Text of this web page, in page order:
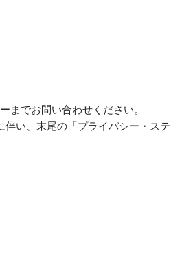
でお問い合わせください。
い、末尾の「プライバシー・ス